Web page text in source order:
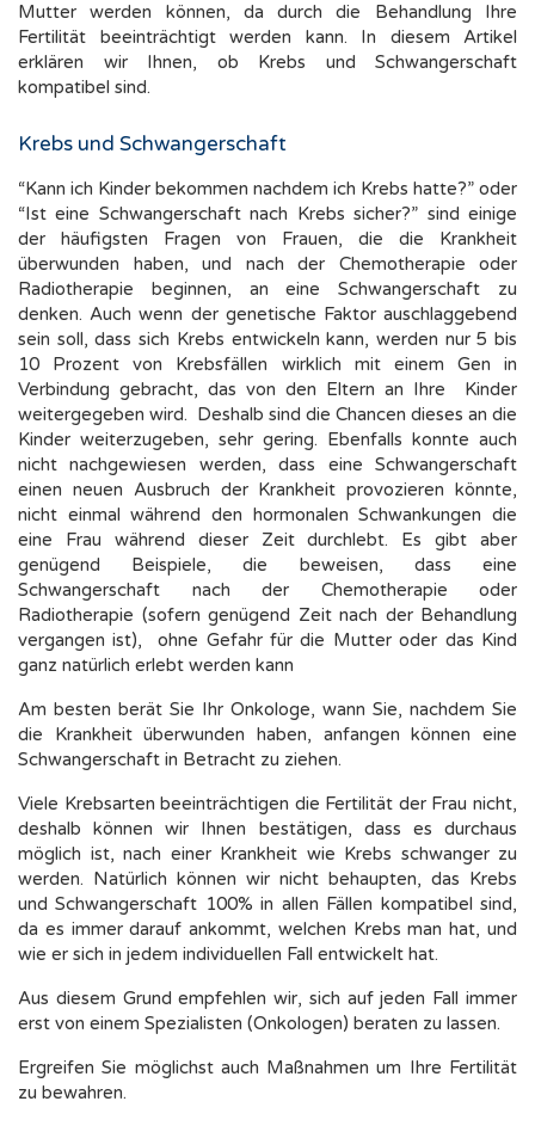
Mutter werden können, da durch die Behandlung Ihre
Fertilität beeinträchtigt werden kann. In diesem Artikel
erklären wir Ihnen, ob Krebs und Schwangerschaft
kompatibel sind.
Krebs und Schwangerschaft
“Kann ich Kinder bekommen nachdem ich Krebs hatte?” oder
“Ist eine Schwangerschaft nach Krebs sicher?” sind einige
der häufigsten Fragen von Frauen, die die Krankheit
überwunden haben, und nach der Chemotherapie oder
Radiotherapie beginnen, an eine Schwangerschaft zu
denken. Auch wenn der genetische Faktor auschlaggebend
sein soll, dass sich Krebs entwickeln kann, werden nur 5 bis
10 Prozent von Krebsfällen wirklich mit einem Gen in
Verbindung gebracht, das von den Eltern an Ihre Kinder
weitergegeben wird. Deshalb sind die Chancen dieses an die
Kinder weiterzugeben, sehr gering. Ebenfalls konnte auch
nicht nachgewiesen werden, dass eine Schwangerschaft
einen neuen Ausbruch der Krankheit provozieren könnte,
nicht einmal während den hormonalen Schwankungen die
eine Frau während dieser Zeit durchlebt. Es gibt aber
genügend Beispiele, die beweisen, dass eine
Schwangerschaft nach der Chemotherapie oder
Radiotherapie (sofern genügend Zeit nach der Behandlung
vergangen ist), ohne Gefahr für die Mutter oder das Kind
ganz natürlich erlebt werden kann
Am besten berät Sie Ihr Onkologe, wann Sie, nachdem Sie
die Krankheit überwunden haben, anfangen können eine
Schwangerschaft in Betracht zu ziehen.
Viele Krebsarten beeinträchtigen die Fertilität der Frau nicht,
deshalb können wir Ihnen bestätigen, dass es durchaus
möglich ist, nach einer Krankheit wie Krebs schwanger zu
werden. Natürlich können wir nicht behaupten, das Krebs
und Schwangerschaft 100% in allen Fällen kompatibel sind,
da es immer darauf ankommt, welchen Krebs man hat, und
wie er sich in jedem individuellen Fall entwickelt hat.
Aus diesem Grund empfehlen wir, sich auf jeden Fall immer
erst von einem Spezialisten (Onkologen) beraten zu lassen.
Ergreifen Sie möglichst auch Maßnahmen um Ihre Fertilität
zu bewahren.